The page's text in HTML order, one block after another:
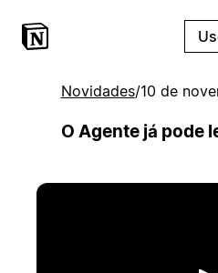
Novidades/10 de
O Agente já pode